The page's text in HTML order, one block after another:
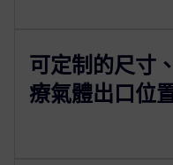
可定制的尺寸
療氣體出口位